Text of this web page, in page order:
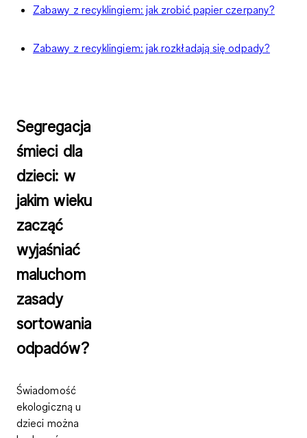
Zabawy z recyklingiem: jak zrobić papier czerpany?
Zabawy z recyklingiem: jak rozkładają się odpady?
Segregacja
śmieci dla
dzieci: w
jakim wieku
zacząć
wyjaśniać
maluchom
zasady
sortowania
odpadów?
Świadomość
ekologiczną u
dzieci można